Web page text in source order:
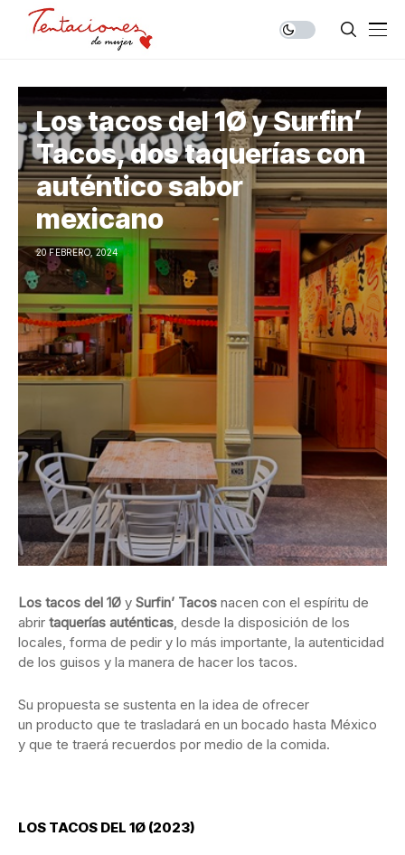
Los tacos del 1Ø y Surfin’
Tacos, dos taquerías con
auténtico sabor
mexicano
20 FEBRERO, 2024
Los tacos del 1Ø y Surfin’ Tacos nacen con el espíritu de
abrir taquerías auténticas, desde la disposición de los
locales, forma de pedir y lo más importante, la autenticidad
de los guisos y la manera de hacer los tacos.
Su propuesta se sustenta en la idea de ofrecer
un producto que te trasladará en un bocado hasta México
y que te traerá recuerdos por medio de la comida.
LOS TACOS DEL 1Ø (2023)